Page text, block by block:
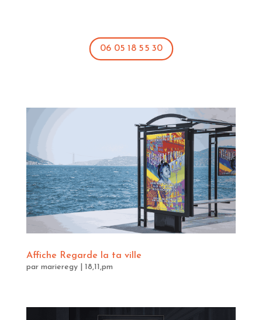
06 05 18 55 30
Affiche Regarde la ta ville
par marieregy| 18,11,pm